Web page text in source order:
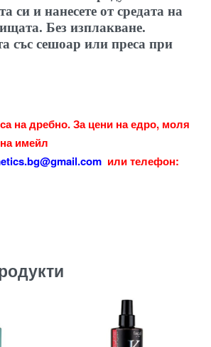
си и нанесете от средата на
Без изплакване.
със сешоар или преса при
на дребно. За цени на едро, моля
имейл
или телефон: